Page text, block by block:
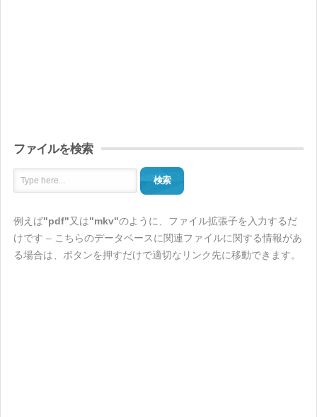
ファイルを検索
検索
例えば"pdf"又は"mkv"のように、ファイル拡張子を入力するだ
けです – こちらのデータベースに関連ファイルに関する情報があ
る場合は、ボタンを押すだけで適切なリンク先に移動できます。